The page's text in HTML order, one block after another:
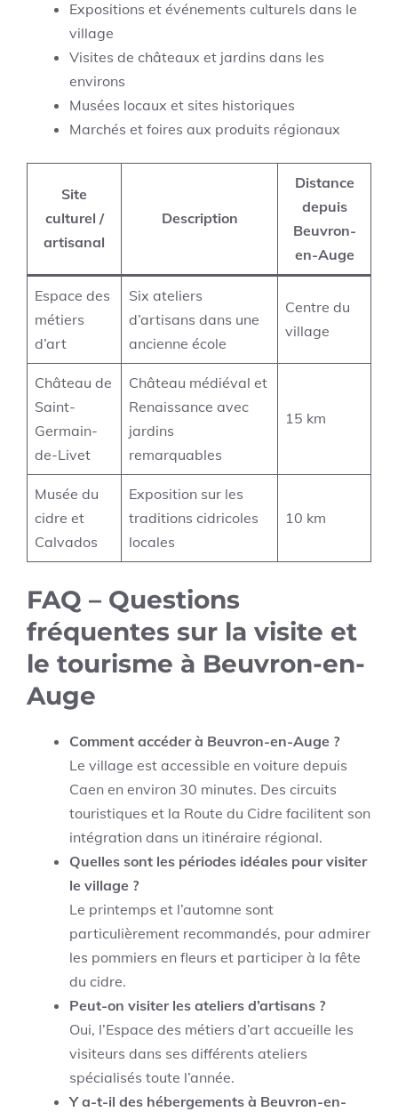
Expositions et événements culturels dans le
village
Visites de châteaux et jardins dans les
environs
Musées locaux et sites historiques
Marchés et foires aux produits régionaux
Site
culturel /
artisanal
Description
Distance
depuis
Beuvron-
en-Auge
Espace des
métiers
d’art
Six ateliers
d’artisans dans une
ancienne école
Centre du
village
Château de
Saint-
Germain-
de-Livet
Château médiéval et
Renaissance avec
jardins
remarquables
15 km
Musée du
cidre et
Calvados
Exposition sur les
traditions cidricoles
locales
10 km
FAQ – Questions
fréquentes sur la visite et
le tourisme à Beuvron-en-
Auge
Comment accéder à Beuvron-en-Auge ?
Le village est accessible en voiture depuis
Caen en environ 30 minutes. Des circuits
touristiques et la Route du Cidre facilitent son
intégration dans un itinéraire régional.
Quelles sont les périodes idéales pour visiter
le village ?
Le printemps et l’automne sont
particulièrement recommandés, pour admirer
les pommiers en fleurs et participer à la fête
du cidre.
Peut-on visiter les ateliers d’artisans ?
Oui, l’Espace des métiers d’art accueille les
visiteurs dans ses différents ateliers
spécialisés toute l’année.
Y a-t-il des hébergements à Beuvron-en-